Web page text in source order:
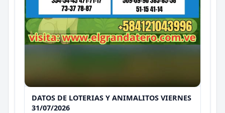
DATOS DE LOTERIAS Y ANIMALITOS VIERNES
31/07/2026